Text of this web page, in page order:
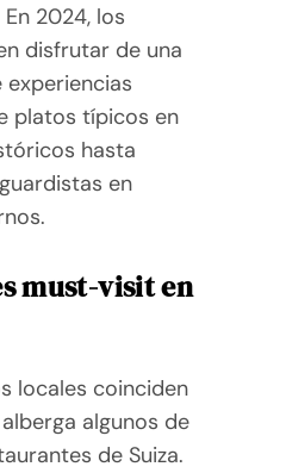
2024, los
disfrutar de una
experiencias
platos típicos en
hasta
en
must-visit en
locales coinciden
algunos de
de Suiza.